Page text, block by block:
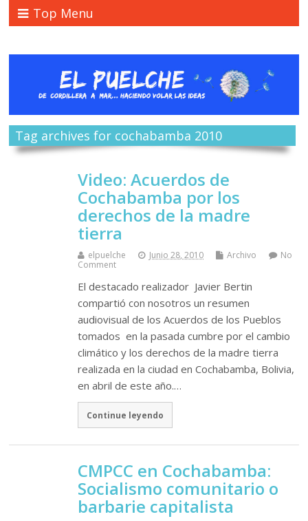
Top Menu
Tag archives for cochabamba 2010
Video: Acuerdos de
Cochabamba por los
derechos de la madre
tierra
elpuelche Junio 28, 2010 Archivo
No
Comment
El destacado realizador Javier Bertin
compartió con nosotros un resumen
audiovisual de los Acuerdos de los Pueblos
tomados en la pasada cumbre por el cambio
climático y los derechos de la madre tierra
realizada en la ciudad en Cochabamba, Bolivia,
en abril de este año.…
Continue leyendo
CMPCC en Cochabamba:
Socialismo comunitario o
barbarie capitalista